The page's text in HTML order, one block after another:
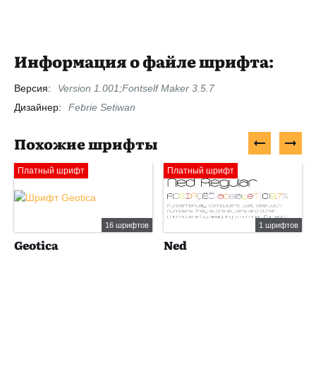
Информация о файле шрифта:
Версия:
Version 1.001;Fontself Maker 3.5.7
Дизайнер:
Febrie Setiwan
Похожие шрифты
Платный шрифт
16 шрифтов
Geotica
Платный шрифт
1 шрифтов
Ned